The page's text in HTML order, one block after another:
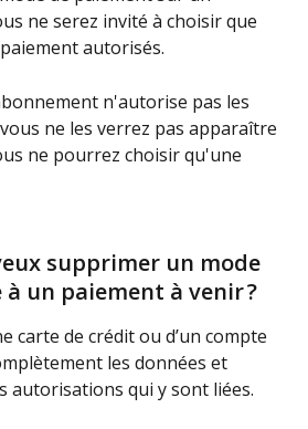
ne serez invité à choisir que
autorisés.
n'autorise pas les
ne les verrez pas apparaître
ne pourrez choisir qu'une
supprimer un mode
un paiement à venir ?
carte de crédit ou d’un compte
les données et
autorisations qui y sont liées.